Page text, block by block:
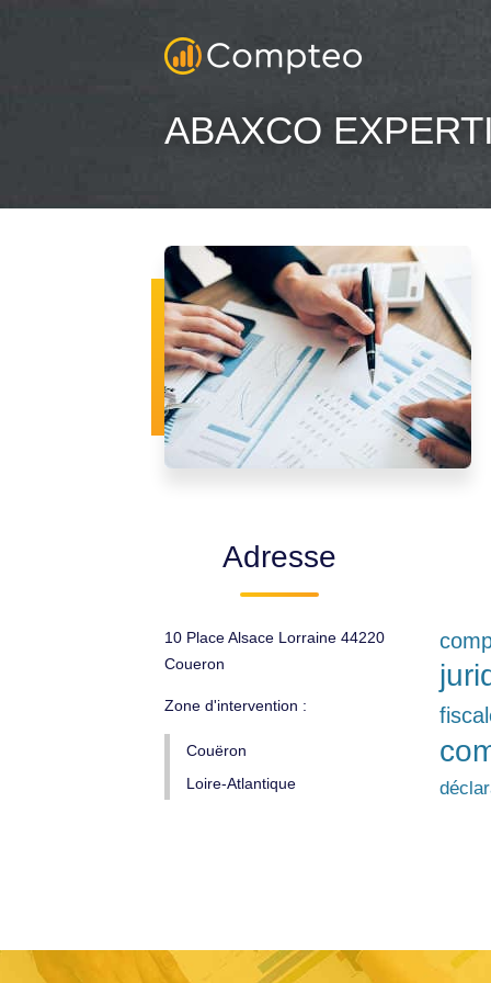
ABAXCO
Adresse
10 Place Alsace Lorraine 44220
Coueron
Zone d'intervention :
Couëron
Loire-Atlantique